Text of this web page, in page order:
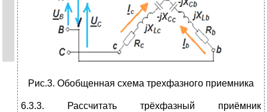
Рис.3. Обобщенная схема трехфазного приемника
6.3.3. Рассчитать трёхфазный приёмник